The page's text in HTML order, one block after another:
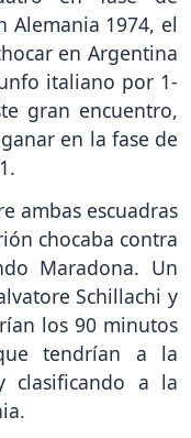
Alemania 1974, el
en Argentina
italiano por 1-
gran encuentro,
en la fase de
ambas escuadras
chocaba contra
Maradona. Un
Schillachi y
los 90 minutos
tendrían a la
clasificando a la